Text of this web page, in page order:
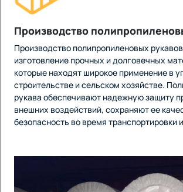
Производство
Производство полипропиленовых
изготовление прочных и долговечных
которые находят широкое применение в
строительстве и сельском хозяйстве.
рукава обеспечивают надежную защиту
внешних воздействий, сохраняют ее
безопасность во время транспортировки